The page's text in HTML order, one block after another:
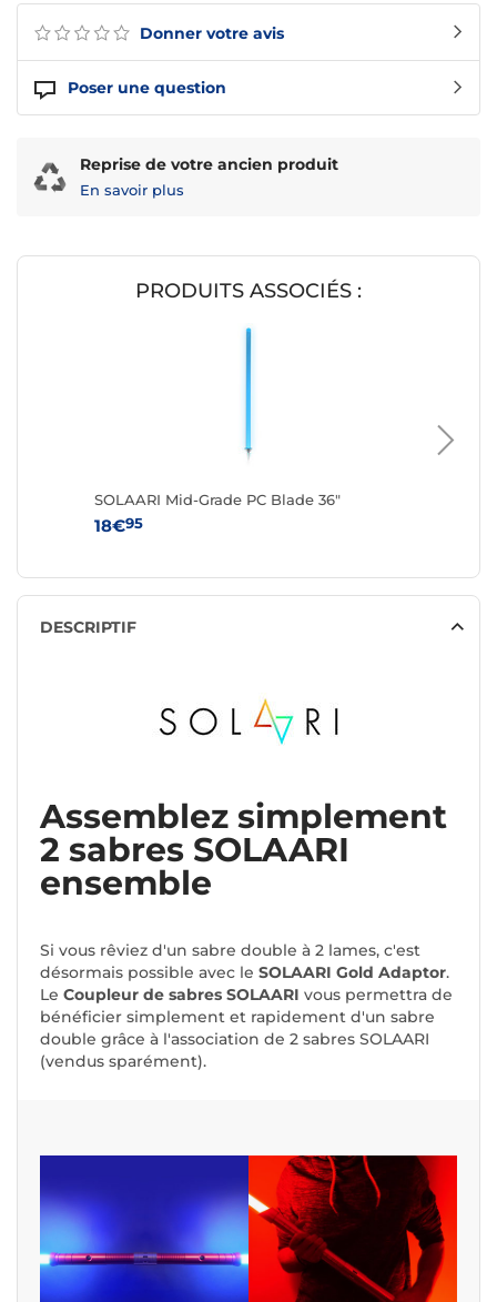
Donner votre avis
Poser une question
Reprise de votre ancien produit
En savoir plus
PRODUITS ASSOCIÉS :
SOLAARI Mid-Grade PC Blade 36"
18€95
DESCRIPTIF
Assemblez simplement
2 sabres SOLAARI
ensemble
Si vous rêviez d'un sabre double à 2 lames, c'est
désormais possible avec le SOLAARI Gold Adaptor.
Le Coupleur de sabres SOLAARI vous permettra de
bénéficier simplement et rapidement d'un sabre
double grâce à l'association de 2 sabres SOLAARI
(vendus sparément).